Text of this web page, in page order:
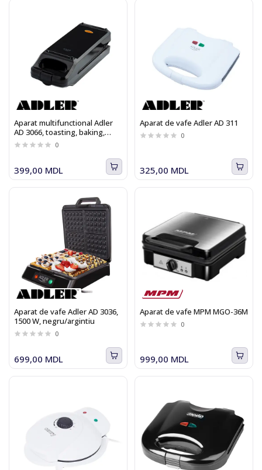
Aparat multifunctional Adler
AD 3066, toasting, baking,
grilling, fata dubla, 900 W
0
399,00 MDL
Aparat de vafe Adler AD 311
0
325,00 MDL
Aparat de vafe Adler AD 3036,
1500 W, negru/argintiu
0
699,00 MDL
Aparat de vafe MPM MGO-36M
0
999,00 MDL